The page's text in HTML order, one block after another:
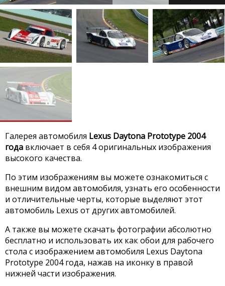
Галерея автомобиля Lexus Daytona Prototype 2004
года включает в себя 4 оригинальных изображения
высокого качества.
По этим изображениям вы можете ознакомиться с
внешним видом автомобиля, узнать его особенности
и отличительные черты, которые выделяют этот
автомобиль Lexus от других автомобилей.
А также вы можете скачать фотографии абсолютно
бесплатно и использовать их как обои для рабочего
стола с изображением автомобиля Lexus Daytona
Prototype 2004 года, нажав на иконку в правой
нижней части изображения.